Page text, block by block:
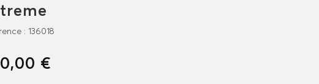
: 136018
€